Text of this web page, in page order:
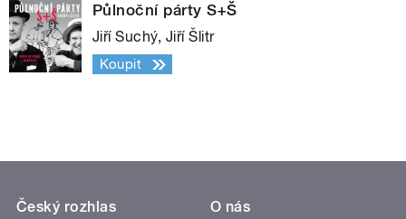
Půlnoční párty S+Š
Jiří Suchý, Jiří Šlitr
Koupit
Český rozhlas
O nás